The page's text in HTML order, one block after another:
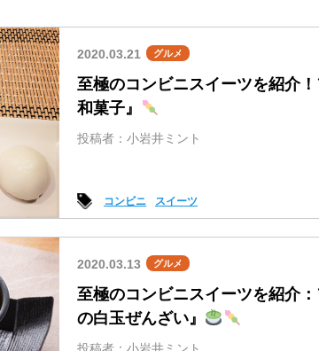
2020.03.21 グルメ
至極のコンビニスイーツを紹介
和菓子』
投稿者：小岩井ミント
コンビニ スイーツ
2020.03.13 グルメ
至極のコンビニスイーツを紹介
の白玉ぜんざい』